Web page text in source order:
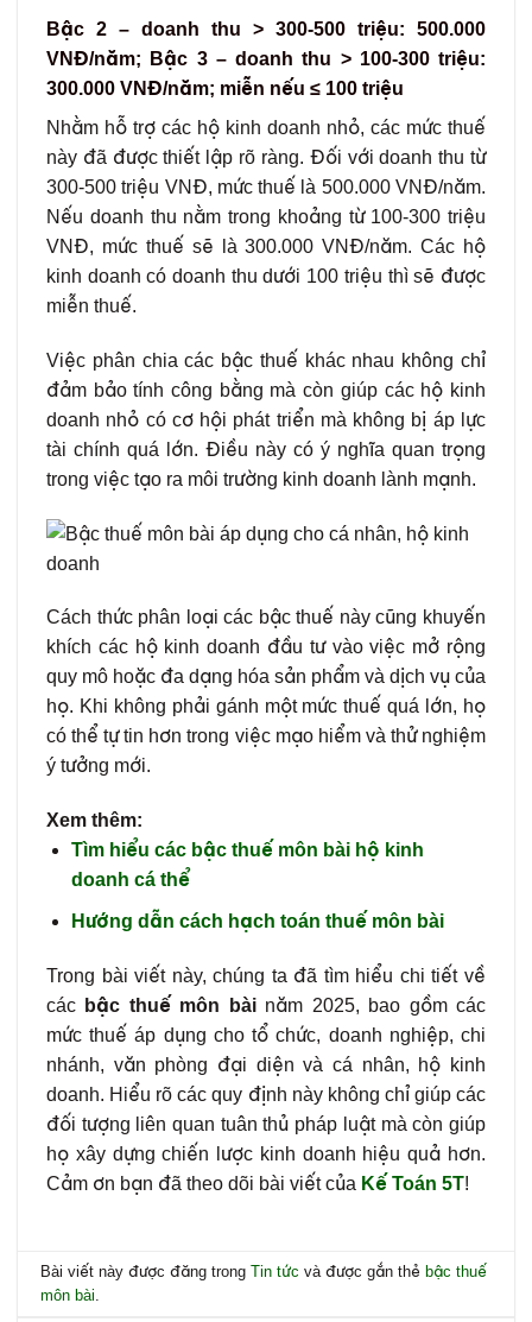
Bậc 2 – doanh thu > 300-500 triệu: 500.000
VNĐ/năm; Bậc 3 – doanh thu > 100-300 triệu:
300.000 VNĐ/năm; miễn nếu ≤ 100 triệu
Nhằm hỗ trợ các hộ kinh doanh nhỏ, các mức thuế
này đã được thiết lập rõ ràng. Đối với doanh thu từ
300-500 triệu VNĐ, mức thuế là 500.000 VNĐ/năm.
Nếu doanh thu nằm trong khoảng từ 100-300 triệu
VNĐ, mức thuế sẽ là 300.000 VNĐ/năm. Các hộ
kinh doanh có doanh thu dưới 100 triệu thì sẽ được
miễn thuế.
Việc phân chia các bậc thuế khác nhau không chỉ
đảm bảo tính công bằng mà còn giúp các hộ kinh
doanh nhỏ có cơ hội phát triển mà không bị áp lực
tài chính quá lớn. Điều này có ý nghĩa quan trọng
trong việc tạo ra môi trường kinh doanh lành mạnh.
Cách thức phân loại các bậc thuế này cũng khuyến
khích các hộ kinh doanh đầu tư vào việc mở rộng
quy mô hoặc đa dạng hóa sản phẩm và dịch vụ của
họ. Khi không phải gánh một mức thuế quá lớn, họ
có thể tự tin hơn trong việc mạo hiểm và thử nghiệm
ý tưởng mới.
Xem thêm:
Tìm hiểu các bậc thuế môn bài hộ kinh
doanh cá thể
Hướng dẫn cách hạch toán thuế môn bài
Trong bài viết này, chúng ta đã tìm hiểu chi tiết về
các bậc thuế môn bàinăm 2025, bao gồm các
mức thuế áp dụng cho tổ chức, doanh nghiệp, chi
nhánh, văn phòng đại diện và cá nhân, hộ kinh
doanh. Hiểu rõ các quy định này không chỉ giúp các
đối tượng liên quan tuân thủ pháp luật mà còn giúp
họ xây dựng chiến lược kinh doanh hiệu quả hơn.
Cảm ơn bạn đã theo dõi bài viết của Kế Toán 5T!
Bài viết này được đăng trongTin tức và được gắn thẻ bậc thuế
môn bài